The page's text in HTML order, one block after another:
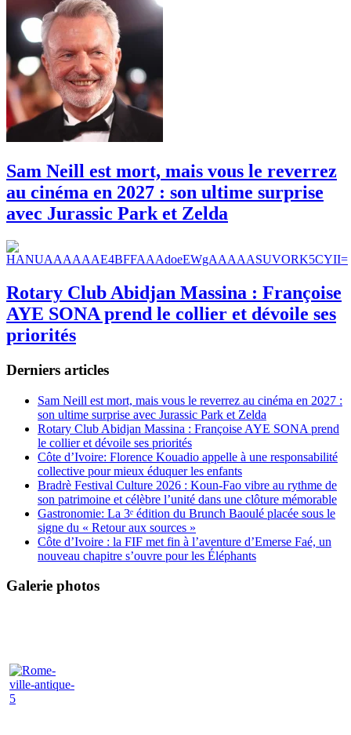
Sam Neill est mort, mais vous le reverrez
au cinéma en 2027 : son ultime surprise
avec Jurassic Park et Zelda
Rotary Club Abidjan Massina : Françoise
AYE SONA prend le collier et dévoile ses
priorités
Derniers articles
Sam Neill est mort, mais vous le reverrez au cinéma en 2027 :
son ultime surprise avec Jurassic Park et Zelda
Rotary Club Abidjan Massina : Françoise AYE SONA prend
le collier et dévoile ses priorités
Côte d’Ivoire: Florence Kouadio appelle à une responsabilité
collective pour mieux éduquer les enfants
Bradrè Festival Culture 2026 : Koun-Fao vibre au rythme de
son patrimoine et célèbre l’unité dans une clôture mémorable
Gastronomie: La 3ᵉ édition du Brunch Baoulé placée sous le
signe du « Retour aux sources »
Côte d’Ivoire : la FIF met fin à l’aventure d’Emerse Faé, un
nouveau chapitre s’ouvre pour les Éléphants
Galerie photos